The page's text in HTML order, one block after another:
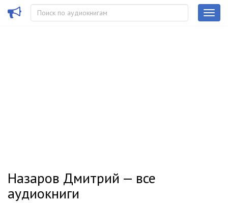
Назаров Дмитрий — все
аудиокниги